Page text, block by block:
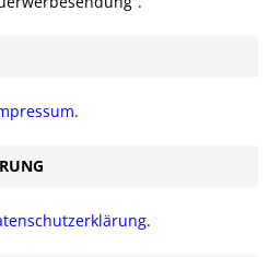
.
.